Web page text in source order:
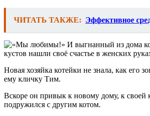
ЧИТАТЬ ТАКЖЕ: Эффективное
Новая хозяйка котейки не знала, как его
ему кличку Тим.
Вскоре он привык к новому дому, к своей
подружился с другим котом.